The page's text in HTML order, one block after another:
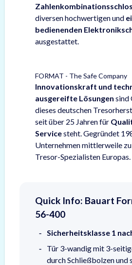
diversen hochwertigen und
bedienenden
ausgestattet.
FORMAT - The Safe Company
Innovationskraft und
ausgereifte Lösungen sind
dieses deutschen
seit über 25 Jahren für
Servicesteht. Gegründet
Unternehmen mittlerweile
Tresor-Spezialisten Europas.
Quick Info: Bauart
56-400
Sicherheitsklasse 1
Tür 3-wandig mit 3-
durch Schließbolzen und